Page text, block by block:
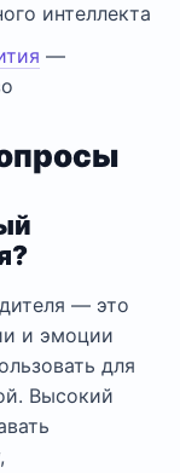
интеллекта
—
— это
и эмоции
для
Высокий